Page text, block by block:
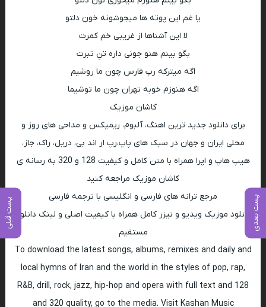
پست بعدی پست قبلی
یا غم این پوته ها میجوشونه خون دلتو
لا این آشناها از غریبی خم کمرت
بگو بینم هنو جونی داره تنِ تبرت
اگه میترکه رپ فارس چون ما روشیم
اگه هنوزم خوبه تهران چون ما توشیما
کاشان موزیک
برای دانلود جدید ترین اهنگ، آلبوم، ریمیکس و مداحی های روز و
محلی ایران و جهان در سبک های پاپ،رپ ار اند بی، دریل، راک، جاز،
هیپ هاپ و اپرا همراه با متن کامل و کیفیت 128 و 320 به رسانه ی
کاشان موزیک مراجعه کنید
مرجع ترانه های فارسی و انگلیسی با ترجمه فارسی
دانلود موزیک ویدیو و تیزر کامل همراه با کیفیت اصلی و لینک دانلود
مستقیم
To download the latest songs, albums, remixes and daily and
local hymns of Iran and the world in the styles of pop, rap,
R&B, drill, rock, jazz, hip-hop and opera with full text and 128
and 320 quality, go to the media. Visit Kashan Music